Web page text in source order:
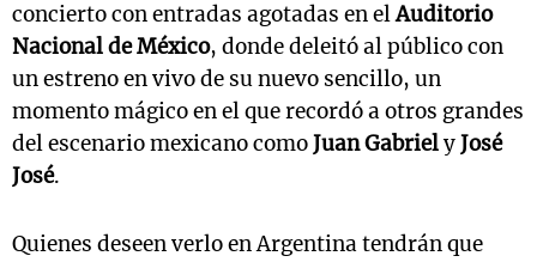
concierto con entradas agotadas en elAuditorio
Nacional de México, donde deleitó al público con
un estreno en vivo de su nuevo sencillo, un
momento mágico en el que recordó a otros grandes
del escenario mexicano comoJuan GabrielyJosé
José.
Quienes deseen verlo en Argentina tendrán que